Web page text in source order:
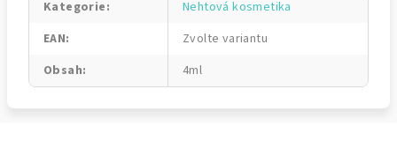
Kategorie:
Nehtová kosmetika
EAN:
Zvolte variantu
Obsah: 4ml